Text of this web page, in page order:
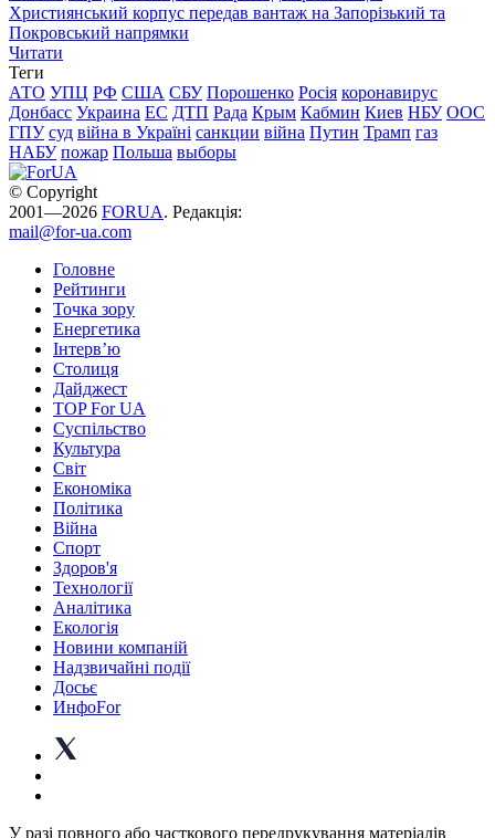
Християнський корпус передав вантаж на Запорізький та
Покровський напрямки
Читати
Теги
АТО УПЦ РФ США СБУ Порошенко Росія коронавирус
Донбасс Украина ЕС ДТП Рада Крым Кабмин Киев НБУ ООС
ГПУ суд війна в Україні санкции війна Путин Трамп газ
НАБУ пожар Польша выборы
© Copyright
2001—2026 FORUA. Редакція:
mail@for-ua.com
Головне
Рейтинги
Точка зору
Енергетика
Інтерв’ю
Столиця
Дайджест
TOP For UA
Суспiльство
Культура
Світ
Економіка
Політика
Війна
Спорт
Здоров'я
Технології
Аналітика
Екологія
Новини компаній
Надзвичайні події
Досьє
ИнфоFor
У разі повного або часткового передрукування матеріалів